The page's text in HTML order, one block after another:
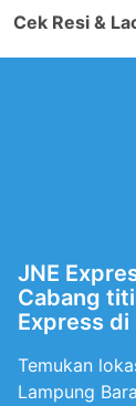
Cek Resi &
JNE
Cabang
Express di
Temukan
Lampung